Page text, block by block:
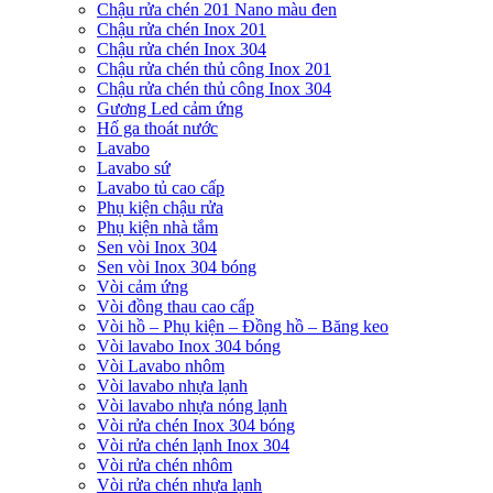
Chậu rửa chén 201 Nano màu đen
Chậu rửa chén Inox 201
Chậu rửa chén Inox 304
Chậu rửa chén thủ công Inox 201
Chậu rửa chén thủ công Inox 304
Gương Led cảm ứng
Hố ga thoát nước
Lavabo
Lavabo sứ
Lavabo tủ cao cấp
Phụ kiện chậu rửa
Phụ kiện nhà tắm
Sen vòi Inox 304
Sen vòi Inox 304 bóng
Vòi cảm ứng
Vòi đồng thau cao cấp
Vòi hồ – Phụ kiện – Đồng hồ – Băng keo
Vòi lavabo Inox 304 bóng
Vòi Lavabo nhôm
Vòi lavabo nhựa lạnh
Vòi lavabo nhựa nóng lạnh
Vòi rửa chén Inox 304 bóng
Vòi rửa chén lạnh Inox 304
Vòi rửa chén nhôm
Vòi rửa chén nhựa lạnh